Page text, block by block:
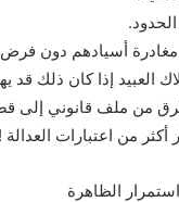
أسيادهم دون
العبيد إذا كان ذلك قد
من ملف قانوني إلى
أكثر من اعتبارات العدالة !